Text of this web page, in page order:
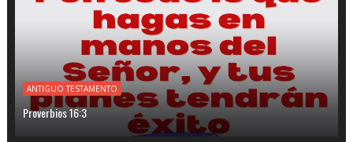
ANTIGUO TESTAMENTO
Proverbios 16:3